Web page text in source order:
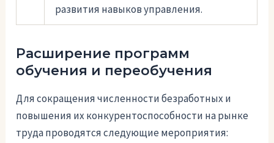
развития навыков управления.
Расширение программ
обучения и переобучения
Для сокращения численности безработных и
повышения их конкурентоспособности на рынке
труда проводятся следующие мероприятия: